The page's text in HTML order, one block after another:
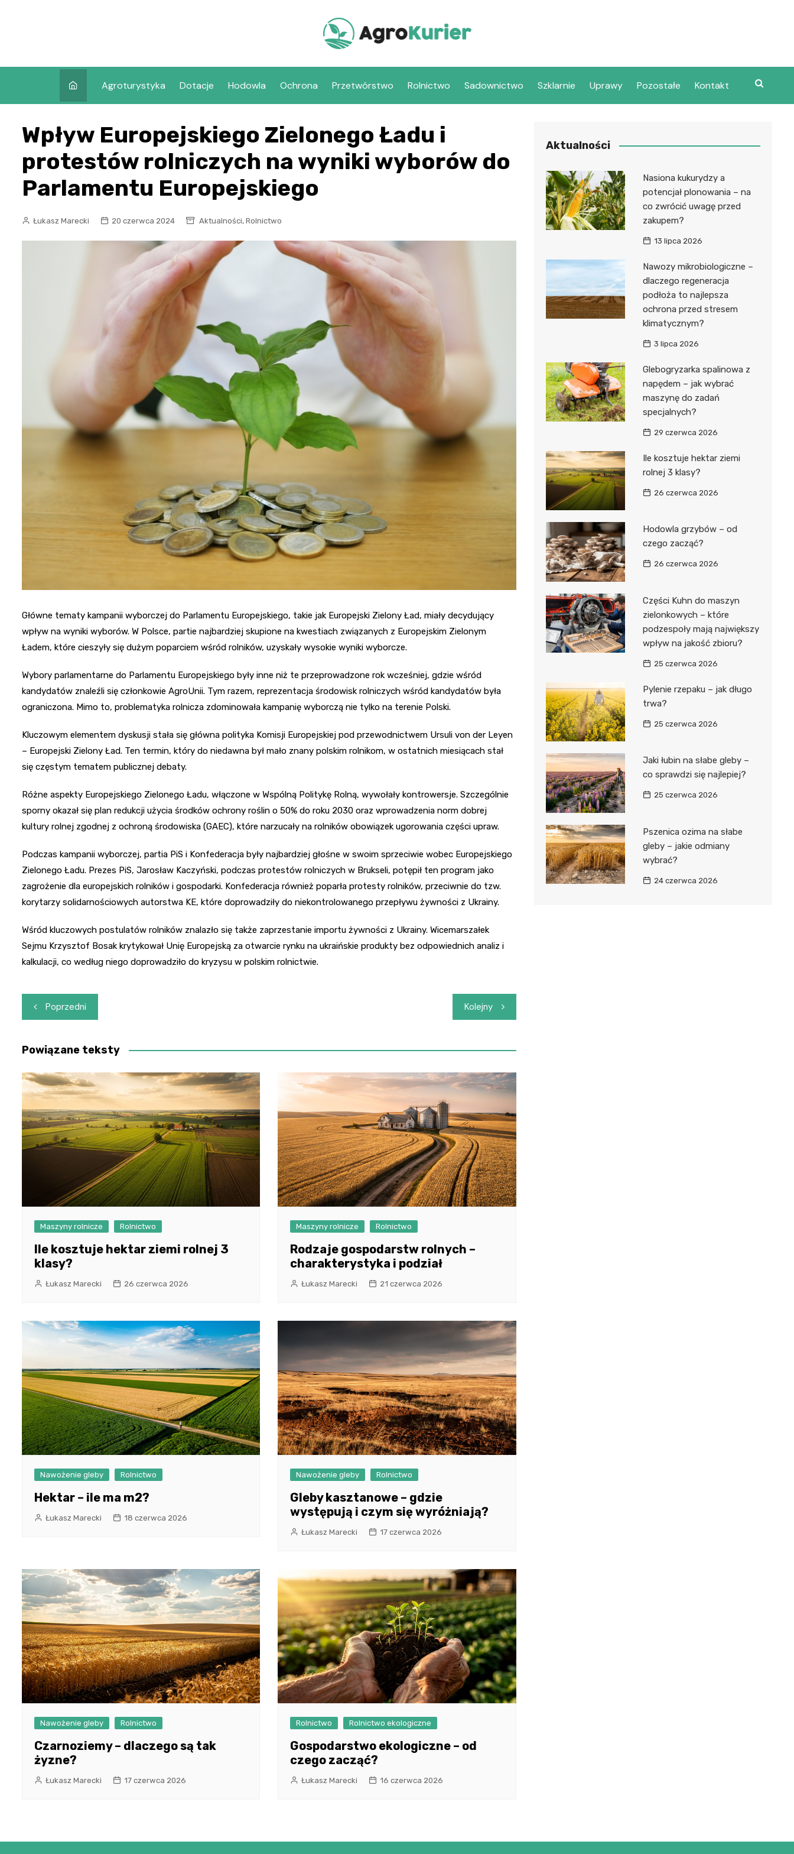
Agroturystyka Dotacje Hodowla Ochrona Przetwórstwo Rolnictwo Sadownictwo Szklarnie Uprawy Pozostałe Kontakt
Wpływ Europejskiego Zielonego Ładu i
protestów rolniczych na wyniki wyborów do
Parlamentu Europejskiego
Łukasz Marecki 20 czerwca 2024 Aktualności, Rolnictwo
Główne tematy kampanii wyborczej do Parlamentu Europejskiego, takie jak Europejski Zielony Ład, miały decydujący
wpływ na wyniki wyborów. W Polsce, partie najbardziej skupione na kwestiach związanych z Europejskim Zielonym
Ładem, które cieszyły się dużym poparciem wśród rolników, uzyskały wysokie wyniki wyborcze.
Wybory parlamentarne do Parlamentu Europejskiego były inne niż te przeprowadzone rok wcześniej, gdzie wśród
kandydatów znaleźli się członkowie AgroUnii. Tym razem, reprezentacja środowisk rolniczych wśród kandydatów była
ograniczona. Mimo to, problematyka rolnicza zdominowała kampanię wyborczą nie tylko na terenie Polski.
Kluczowym elementem dyskusji stała się główna polityka Komisji Europejskiej pod przewodnictwem Ursuli von der Leyen
– Europejski Zielony Ład. Ten termin, który do niedawna był mało znany polskim rolnikom, w ostatnich miesiącach stał
się częstym tematem publicznej debaty.
Różne aspekty Europejskiego Zielonego Ładu, włączone w Wspólną Politykę Rolną, wywołały kontrowersje. Szczególnie
sporny okazał się plan redukcji użycia środków ochrony roślin o 50% do roku 2030 oraz wprowadzenia norm dobrej
kultury rolnej zgodnej z ochroną środowiska (GAEC), które narzucały na rolników obowiązek ugorowania części upraw.
Podczas kampanii wyborczej, partia PiS i Konfederacja były najbardziej głośne w swoim sprzeciwie wobec Europejskiego
Zielonego Ładu. Prezes PiS, Jarosław Kaczyński, podczas protestów rolniczych w Brukseli, potępił ten program jako
zagrożenie dla europejskich rolników i gospodarki. Konfederacja również poparła protesty rolników, przeciwnie do tzw.
korytarzy solidarnościowych autorstwa KE, które doprowadziły do niekontrolowanego przepływu żywności z Ukrainy.
Wśród kluczowych postulatów rolników znalazło się także zaprzestanie importu żywności z Ukrainy. Wicemarszałek
Sejmu Krzysztof Bosak krytykował Unię Europejską za otwarcie rynku na ukraińskie produkty bez odpowiednich analiz i
kalkulacji, co według niego doprowadziło do kryzysu w polskim rolnictwie.
Nawigacja
wpisu
Poprzedni Kolejny
Powiązane teksty
Maszyny rolnicze Rolnictwo
Ile kosztuje hektar ziemi rolnej 3
klasy?
Łukasz Marecki 26 czerwca 2026
Maszyny rolnicze Rolnictwo
Rodzaje gospodarstw rolnych –
charakterystyka i podział
Łukasz Marecki 21 czerwca 2026
Nawożenie gleby Rolnictwo
Hektar – ile ma m2?
Łukasz Marecki 18 czerwca 2026
Nawożenie gleby Rolnictwo
Gleby kasztanowe – gdzie
występują i czym się wyróżniają?
Łukasz Marecki 17 czerwca 2026
Nawożenie gleby Rolnictwo
Czarnoziemy – dlaczego są tak
żyzne?
Łukasz Marecki 17 czerwca 2026
Rolnictwo Rolnictwo ekologiczne
Gospodarstwo ekologiczne – od
czego zacząć?
Łukasz Marecki 16 czerwca 2026
Aktualności
Nasiona kukurydzy a
potencjał plonowania – na
co zwrócić uwagę przed
zakupem?
13 lipca 2026
Nawozy mikrobiologiczne –
dlaczego regeneracja
podłoża to najlepsza
ochrona przed stresem
klimatycznym?
3 lipca 2026
Glebogryzarka spalinowa z
napędem – jak wybrać
maszynę do zadań
specjalnych?
29 czerwca 2026
Ile kosztuje hektar ziemi
rolnej 3 klasy?
26 czerwca 2026
Hodowla grzybów – od
czego zacząć?
26 czerwca 2026
Części Kuhn do maszyn
zielonkowych – które
podzespoły mają największy
wpływ na jakość zbioru?
25 czerwca 2026
Pylenie rzepaku – jak długo
trwa?
25 czerwca 2026
Jaki łubin na słabe gleby –
co sprawdzi się najlepiej?
25 czerwca 2026
Pszenica ozima na słabe
gleby – jakie odmiany
wybrać?
24 czerwca 2026